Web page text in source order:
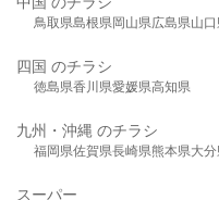
鳥取県島根県岡山県広島県山
四国 のチラシ
徳島県香川県愛媛県高知県
九州・沖縄 のチラシ
福岡県佐賀県長崎県熊本県大
スーパー